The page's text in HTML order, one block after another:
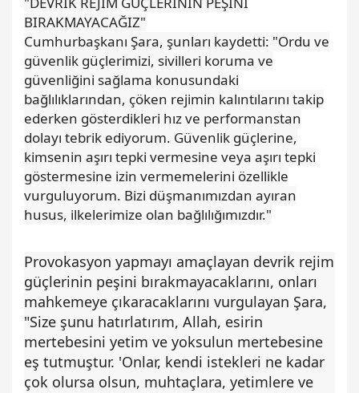
BIRAKMAYACAĞIZ"
Cumhurbaşkanı Şara, şunları kaydetti: "Ordu ve
güvenlik güçlerimizi, sivilleri koruma ve
güvenliğini sağlama konusundaki
bağlılıklarından, çöken rejimin kalıntılarını takip
ederken gösterdikleri hız ve performanstan
dolayı tebrik ediyorum. Güvenlik güçlerine,
kimsenin aşırı tepki vermesine veya aşırı tepki
göstermesine izin vermemelerini özellikle
vurguluyorum. Bizi düşmanımızdan ayıran
husus, ilkelerimize olan bağlılığımızdır."
Provokasyon yapmayı amaçlayan devrik rejim
güçlerinin peşini bırakmayacaklarını, onları
mahkemeye çıkaracaklarını vurgulayan Şara,
"Size şunu hatırlatırım, Allah, esirin
mertebesini yetim ve yoksulun mertebesine
eş tutmuştur. 'Onlar, kendi istekleri ne kadar
çok olursa olsun, muhtaçlara, yetimlere ve